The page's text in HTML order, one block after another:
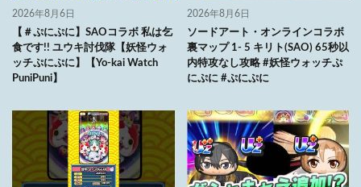
2026年8月6日
【＃ぷにぷに】SAOコラボ 私は乞
食です!! ユウキ討伐隊【妖怪ウォ
ッチぷにぷに】【Yo-kai Watch
PuniPuni】
2026年8月6日
ソードアート・オンラインコラボ
裏マップ 1- 5 キリト(SAO) 65秒以
内特攻なし攻略 #妖怪ウォッチぷ
にぷに #ぷにぷに